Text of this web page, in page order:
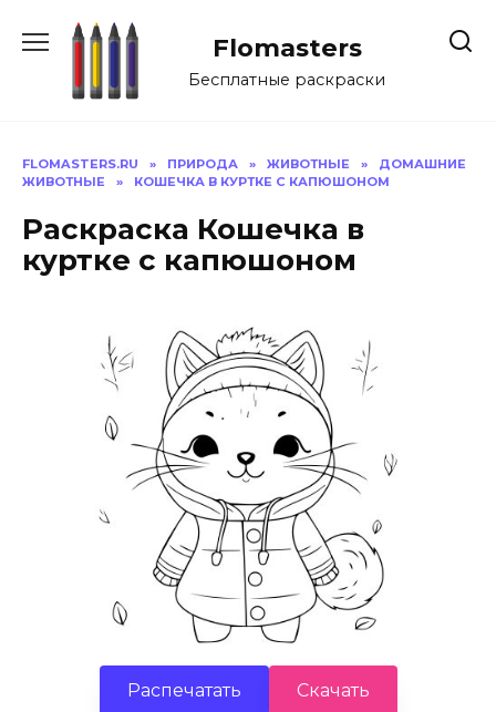
Flomasters
Бесплатные раскраски
FLOMASTERS.RU » ПРИРОДА » ЖИВОТНЫЕ »
ДОМАШНИЕ
ЖИВОТНЫЕ
» КОШЕЧКА В КУРТКЕ С КАПЮШОНОМ
Раскраска Кошечка в
куртке с капюшоном
Распечатать Скачать